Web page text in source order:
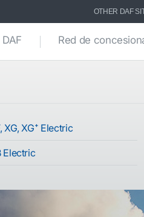
OTHER DAF
Red de
XG, XG⁺ Electric
Electric